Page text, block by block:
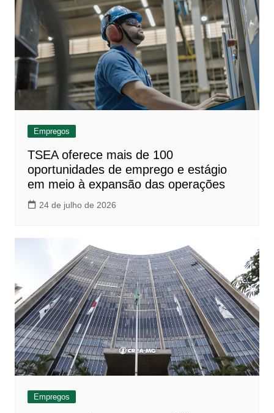
Empregos
TSEA oferece mais de 100
oportunidades de emprego e estágio
em meio à expansão das operações
24 de julho de 2026
Empregos